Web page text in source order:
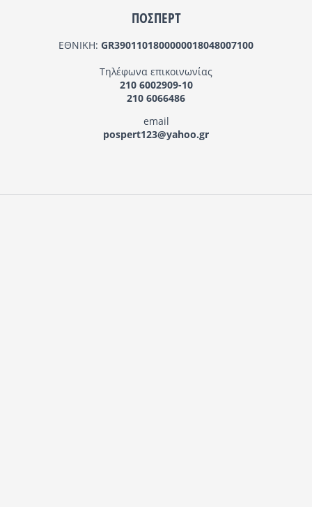
ΠΟΣΠΕΡΤ
ΕΘΝΙΚΗ: GR3901101800000018048007100
Τηλέφωνα επικοινωνίας
210 6002909-10
210 6066486
email
pospert123@yahoo.gr